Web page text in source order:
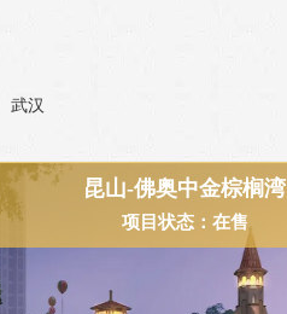
武汉
昆山-佛奥中金棕榈湾
项目状态：在售